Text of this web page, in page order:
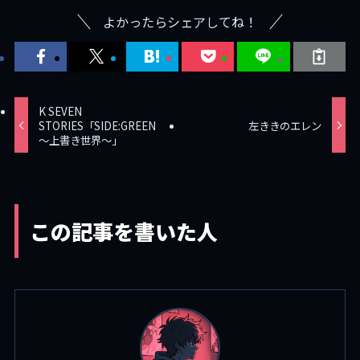
よかったらシェアしてね！
K SEVEN
STORIES「SIDE:GREEN
～上書き世界～」
左ききのエレン
この記事を書いた人